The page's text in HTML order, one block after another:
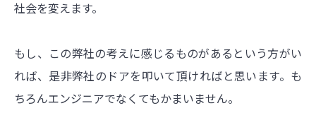
社会を変えます。
もし、この弊社の考えに感じるものがあるという方がい
れば、是非弊社のドアを叩いて頂ければと思います。も
ちろんエンジニアでなくてもかまいません。